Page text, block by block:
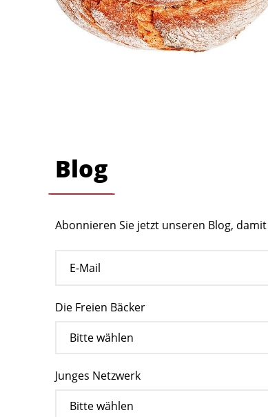
Blog
Abonnieren Sie jetzt unseren Blog,
Die Freien Bäcker
Junges Netzwerk